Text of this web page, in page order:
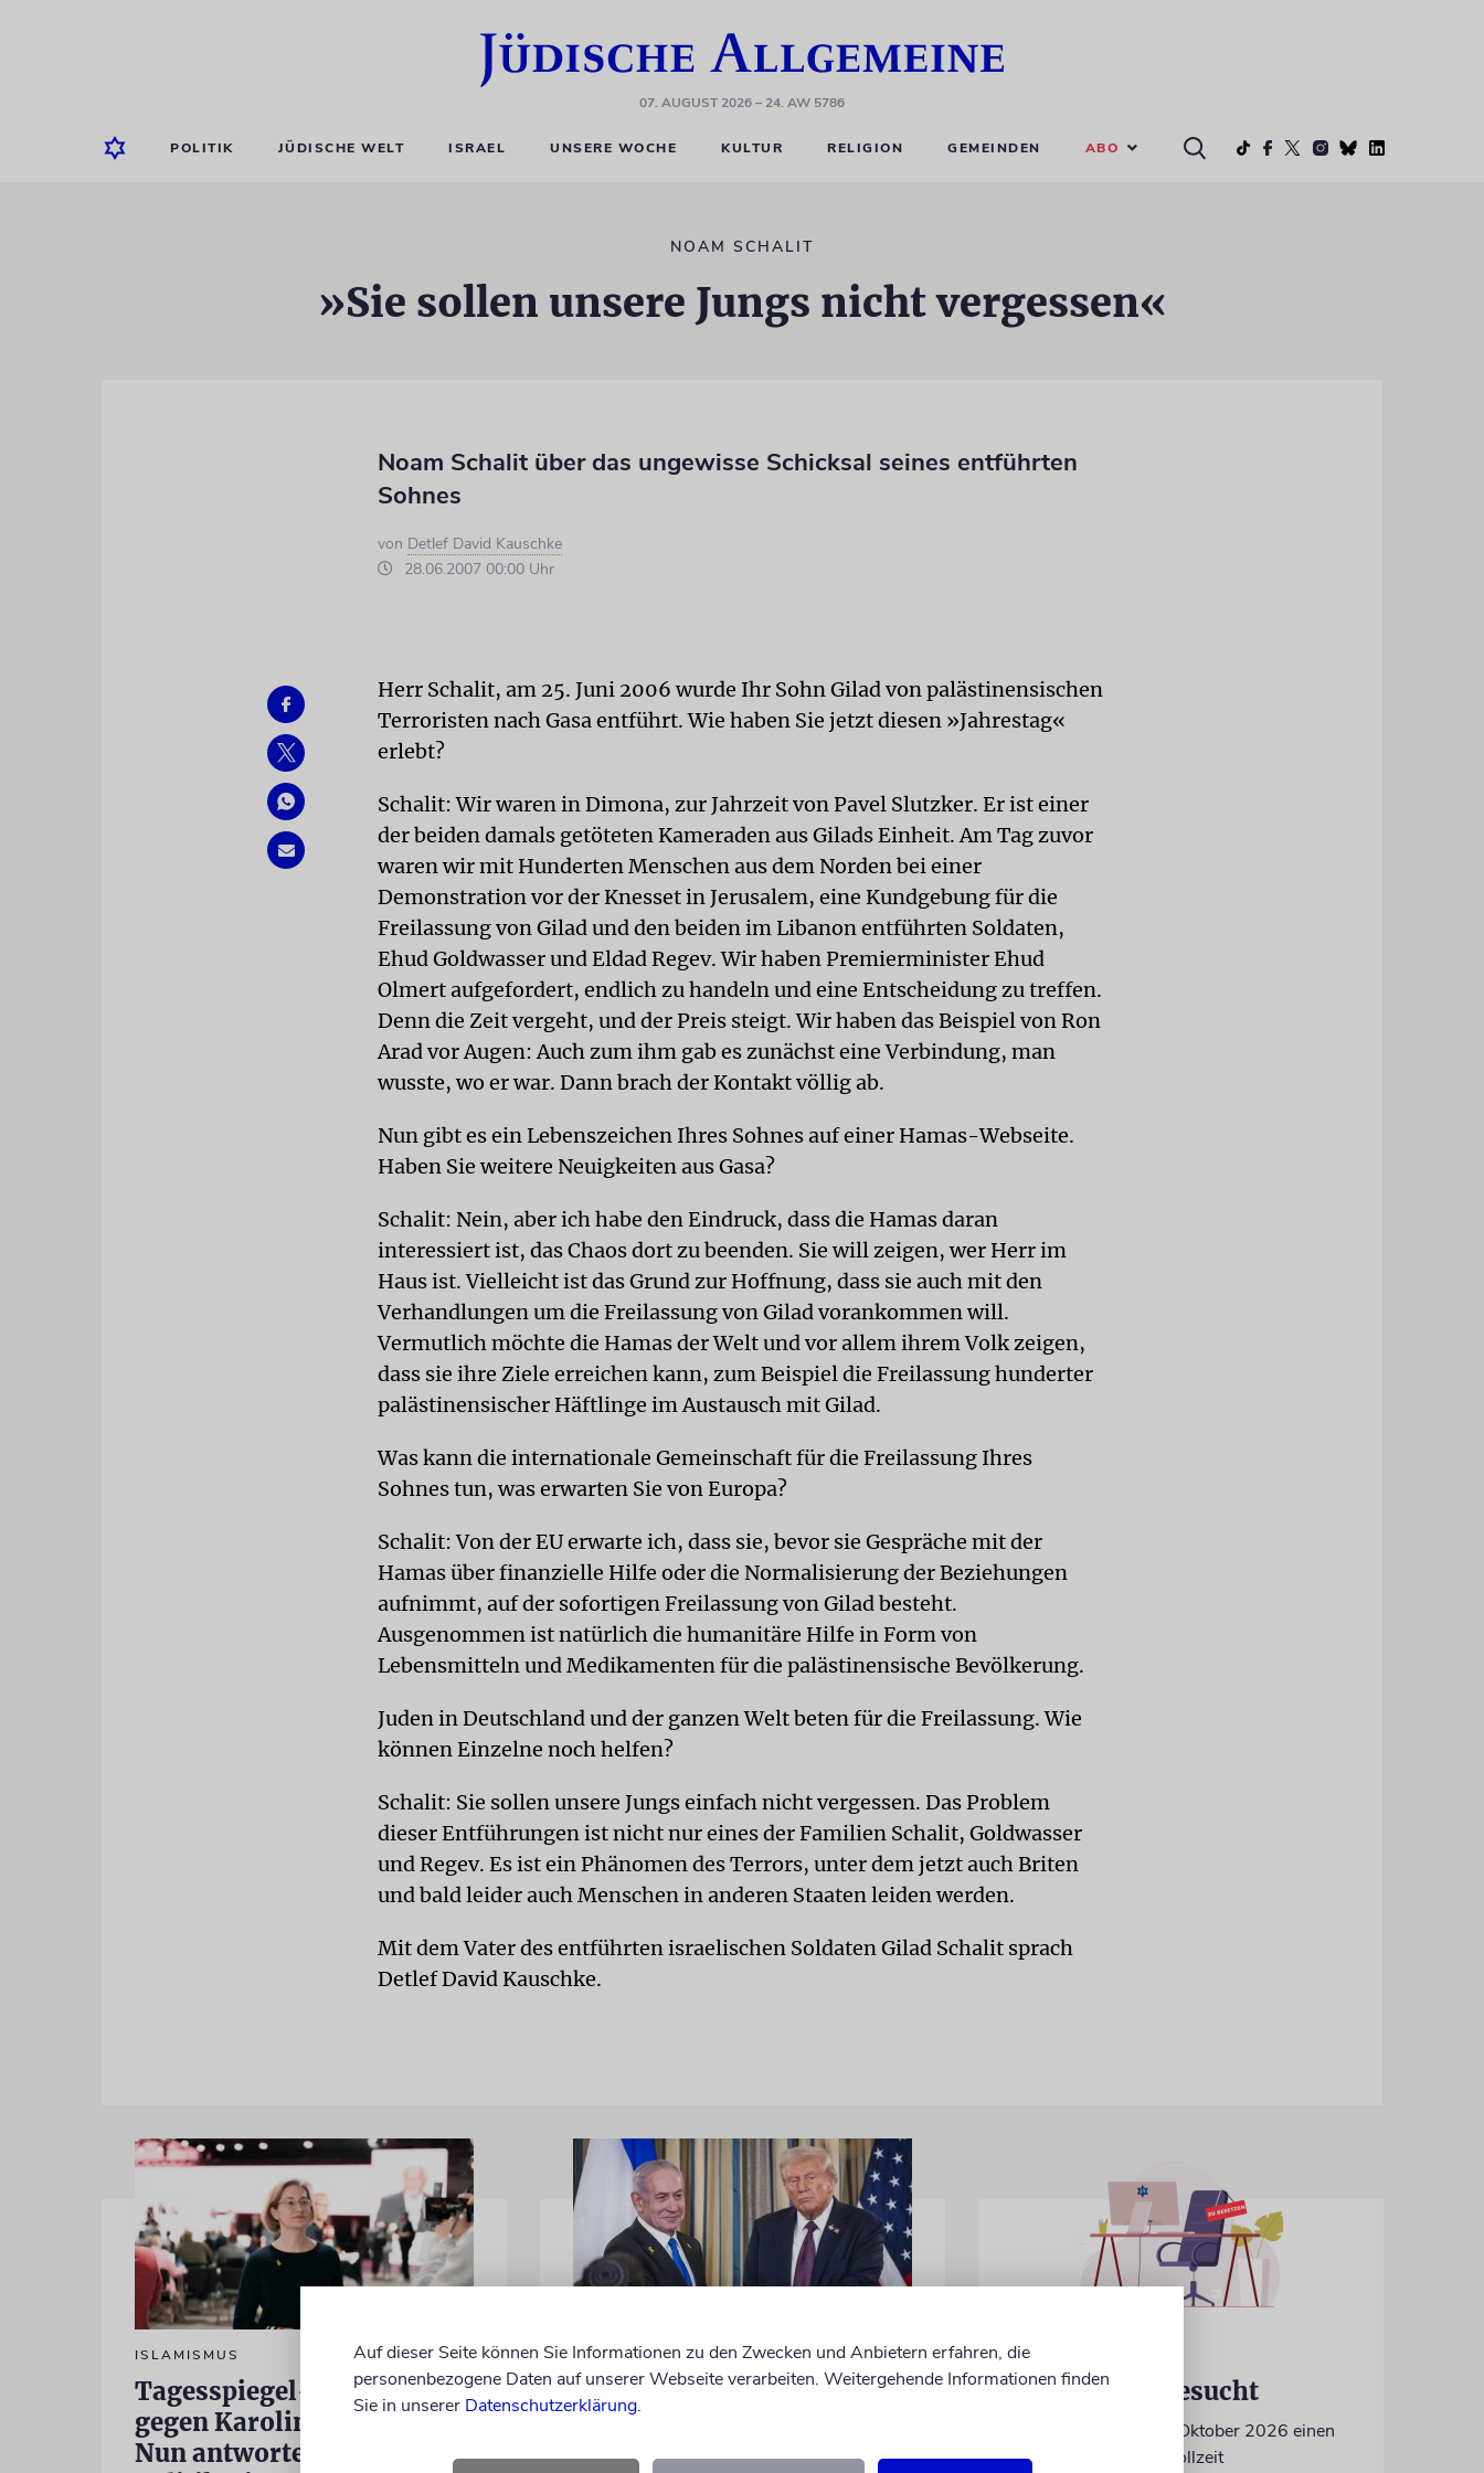
07. AUGUST 2026– 24. AW 5786
POLITIK JÜDISCHE WELT ISRAEL UNSERE WOCHE KULTUR RELIGION GEMEINDEN ABO
NOAM SCHALIT
»Sie sollen unsere Jungs nicht vergessen«
Noam Schalit über das ungewisse Schicksal seines entführten
Sohnes
von Detlef David Kauschke
28.06.2007 00:00 Uhr
Herr Schalit, am 25. Juni 2006 wurde Ihr Sohn Gilad von palästinensischen
Terroristen nach Gasa entführt. Wie haben Sie jetzt diesen »Jahrestag«
erlebt?
Schalit: Wir waren in Dimona, zur Jahrzeit von Pavel Slutzker. Er ist einer
der beiden damals getöteten Kameraden aus Gilads Einheit. Am Tag zuvor
waren wir mit Hunderten Menschen aus dem Norden bei einer
Demonstration vor der Knesset in Jerusalem, eine Kundgebung für die
Freilassung von Gilad und den beiden im Libanon entführten Soldaten,
Ehud Goldwasser und Eldad Regev. Wir haben Premierminister Ehud
Olmert aufgefordert, endlich zu handeln und eine Entscheidung zu treffen.
Denn die Zeit vergeht, und der Preis steigt. Wir haben das Beispiel von Ron
Arad vor Augen: Auch zum ihm gab es zunächst eine Verbindung, man
wusste, wo er war. Dann brach der Kontakt völlig ab.
Nun gibt es ein Lebenszeichen Ihres Sohnes auf einer Hamas-Webseite.
Haben Sie weitere Neuigkeiten aus Gasa?
Schalit: Nein, aber ich habe den Eindruck, dass die Hamas daran
interessiert ist, das Chaos dort zu beenden. Sie will zeigen, wer Herr im
Haus ist. Vielleicht ist das Grund zur Hoffnung, dass sie auch mit den
Verhandlungen um die Freilassung von Gilad vorankommen will.
Vermutlich möchte die Hamas der Welt und vor allem ihrem Volk zeigen,
dass sie ihre Ziele erreichen kann, zum Beispiel die Freilassung hunderter
palästinensischer Häftlinge im Austausch mit Gilad.
Was kann die internationale Gemeinschaft für die Freilassung Ihres
Sohnes tun, was erwarten Sie von Europa?
Schalit: Von der EU erwarte ich, dass sie, bevor sie Gespräche mit der
Hamas über finanzielle Hilfe oder die Normalisierung der Beziehungen
aufnimmt, auf der sofortigen Freilassung von Gilad besteht.
Ausgenommen ist natürlich die humanitäre Hilfe in Form von
Lebensmitteln und Medikamenten für die palästinensische Bevölkerung.
Juden in Deutschland und der ganzen Welt beten für die Freilassung. Wie
können Einzelne noch helfen?
Schalit: Sie sollen unsere Jungs einfach nicht vergessen. Das Problem
dieser Entführungen ist nicht nur eines der Familien Schalit, Goldwasser
und Regev. Es ist ein Phänomen des Terrors, unter dem jetzt auch Briten
und bald leider auch Menschen in anderen Staaten leiden werden.
Mit dem Vater des entführten israelischen Soldaten Gilad Schalit sprach
Detlef David Kauschke.
ISLAMISMUS
Tagesspiegel-Vorwürfe
gegen Karoline Preisler:
Nun antwortet die FDP-
WASHINGTON D.C.
Trump: Netanjahu will,
dass USA im Iran involviert
bleiben
IN EIGENER SACHE
Volontär/in gesucht
Wir suchen zum 15. Oktober 2026 einen
Volontär (m/w/d) in Vollzeit
Auf dieser Seite können Sie Informationen zu den Zwecken und Anbietern erfahren, die
personenbezogene Daten auf unserer Webseite verarbeiten. Weitergehende Informationen finden
Sie in unserer Datenschutzerklärung.